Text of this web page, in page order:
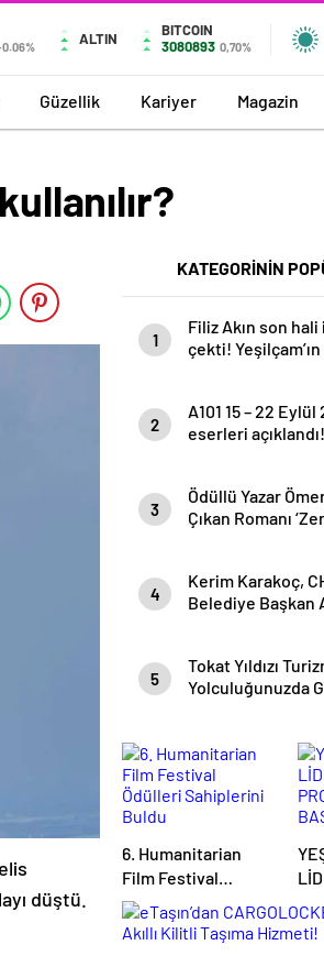
ALTIN
BITCOIN
3080893 0,70%
Güzellik Kariyer Magazin
düştü.
KATEGORİNİN
1
Filiz Akın son
çekti!
2
A101 15 – 22
eserleri
3
Ödüllü Yazar
Çıkan Romanı
4
Kerim Karakoç,
Belediye Başkan
5
Tokat Yıldızı
Yolculuğunuzda
6. Humanitarian
Film Festival
Ödülleri Sahiplerini
Buldu